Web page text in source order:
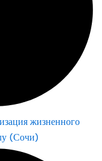
жизненного
(Сочи)